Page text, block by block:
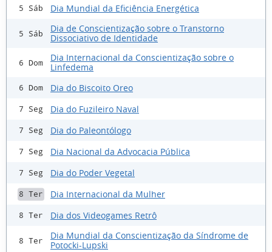
5 Sáb Dia Mundial da Eficiência Energética
5 Sáb
Dia de Conscientização sobre o Transtorno
Dissociativo de Identidade
6 Dom
Dia Internacional da Conscientização sobre o
Linfedema
6 Dom Dia do Biscoito Oreo
7 Seg Dia do Fuzileiro Naval
7 Seg Dia do Paleontólogo
7 Seg Dia Nacional da Advocacia Pública
7 Seg Dia do Poder Vegetal
8 Ter Dia Internacional da Mulher
8 Ter Dia dos Videogames Retrô
8 Ter
Dia Mundial da Conscientização da Síndrome de
Potocki-Lupski